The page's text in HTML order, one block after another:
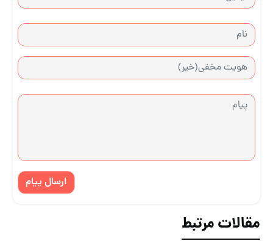
ارسال پیام
مقالات مرتبط